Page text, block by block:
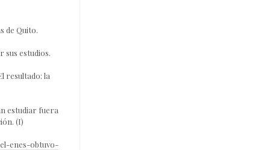
de Quito.
sus estudios.
resultado: la
estudiar fuera
(I)
enes-obtuvo-